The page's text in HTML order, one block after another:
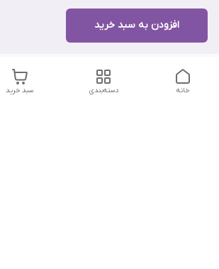
افزودن به سبد خرید
سبد خرید دسته‌بندی خانه